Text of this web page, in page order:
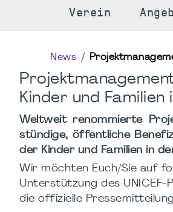
Verein
News
Kinder und Familien
Weltweit renommierte
stündige, öffentliche
der Kinder und Familien in
Wir möchten Euch/Sie auf
Unterstützung des UNICEF-
die offizielle